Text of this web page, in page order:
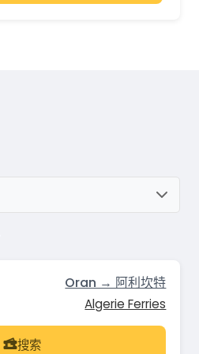
Oran → 阿利坎特
Algerie Ferries
搜索